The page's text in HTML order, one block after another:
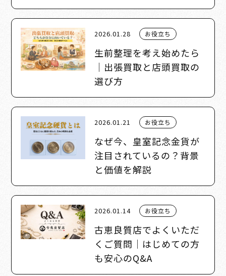
2026.01.28 お役立ち
生前整理を考え始めたら
｜出張買取と店頭買取の
選び方
2026.01.21 お役立ち
なぜ今、皇室記念金貨が
注目されているの？背景
と価値を解説
2026.01.14 お役立ち
古恵良質店でよくいただ
くご質問｜はじめての方
も安心のQ&A